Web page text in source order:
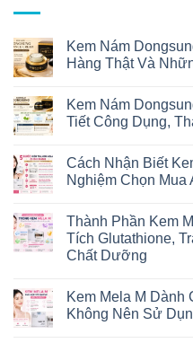
Kem Nám
Hàng Thật Và
bình
luận
ở
Dongsung
Chính
Hãng:
Biệt
Hàng
Thật
Và
Ý
Khi
Mua
Kem Nám
Tiết Công Dụng,
bình
luận
ở
Dongsung
Có
Tốt
Không?
Tiết
Công
Dụng,
Cách Nhận Biết
Nghiệm Chọn Mua
bình
luận
ở
Cách
Kem
Mela
M
Thành Phần Kem
Tích Glutathione,
Chất Dưỡng
bình
luận
ở
Kem Mela M Dành
Không Nên Sử